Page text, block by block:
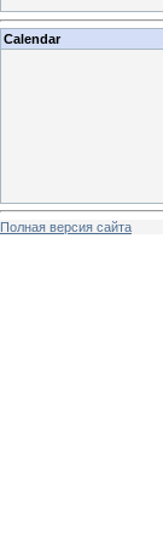
Calendar
Полная версия сайта